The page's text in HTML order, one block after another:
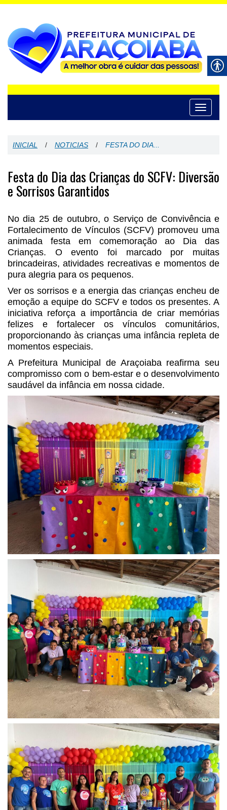
Toggle
INICIAL / NOTICIAS / FESTA DO DIA...
Festa do Dia das Crianças do SCFV: Diversão
e Sorrisos Garantidos
No dia 25 de outubro, o Serviço de Convivência e
Fortalecimento de Vínculos (SCFV) promoveu uma
animada festa em comemoração ao Dia das
Crianças. O evento foi marcado por muitas
brincadeiras, atividades recreativas e momentos de
pura alegria para os pequenos.
Ver os sorrisos e a energia das crianças encheu de
emoção a equipe do SCFV e todos os presentes. A
iniciativa reforça a importância de criar memórias
felizes e fortalecer os vínculos comunitários,
proporcionando às crianças uma infância repleta de
momentos especiais.
A Prefeitura Municipal de Araçoiaba reafirma seu
compromisso com o bem-estar e o desenvolvimento
saudável da infância em nossa cidade.